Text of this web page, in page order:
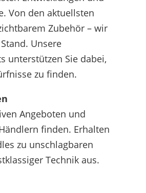
Von den aktuellsten
Zubehör – wir
Unsere
unterstützen Sie dabei,
zu finden.
Angeboten und
finden. Erhalten
zu unschlagbaren
Technik aus.